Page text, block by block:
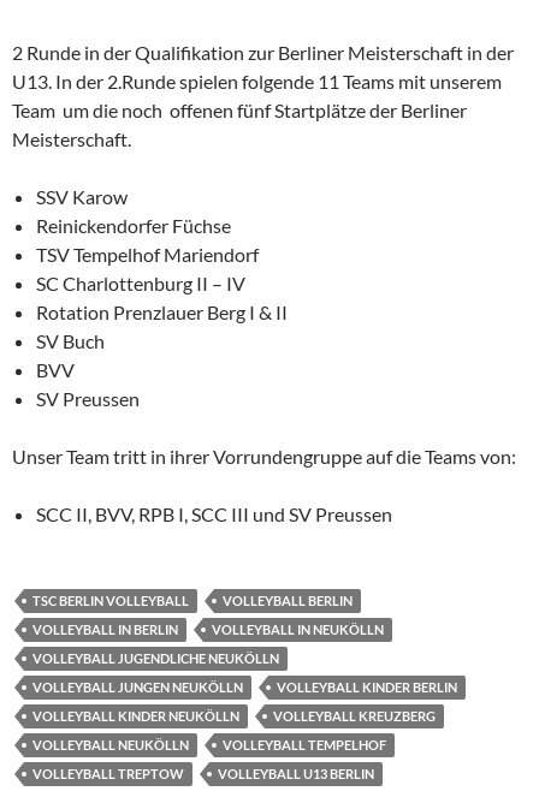
2 Runde in der Qualifikation zur Berliner Meisterschaft in der
U13. In der 2.Runde spielen folgende 11 Teams mit unserem
Team um die noch offenen fünf Startplätze der Berliner
Meisterschaft.
SSV Karow
Reinickendorfer Füchse
TSV Tempelhof Mariendorf
SC Charlottenburg II – IV
Rotation Prenzlauer Berg I & II
SV Buch
BVV
SV Preussen
Unser Team tritt in ihrer Vorrundengruppe auf die Teams von:
SCC II, BVV, RPB I, SCC III und SV Preussen
TSC BERLIN VOLLEYBALL
VOLLEYBALL BERLIN
VOLLEYBALL IN BERLIN
VOLLEYBALL IN NEUKÖLLN
VOLLEYBALL JUGENDLICHE NEUKÖLLN
VOLLEYBALL JUNGEN NEUKÖLLN
VOLLEYBALL KINDER BERLIN
VOLLEYBALL KINDER NEUKÖLLN
VOLLEYBALL KREUZBERG
VOLLEYBALL NEUKÖLLN
VOLLEYBALL TEMPELHOF
VOLLEYBALL TREPTOW
VOLLEYBALL U13 BERLIN